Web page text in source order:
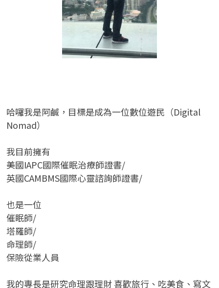
哈囉我是阿鹹，目標是成為一位數位遊民（Digital
Nomad）
我目前擁有
美國IAPC國際催眠治療師證書/
英國CAMBMS國際心靈諮詢師證書/
也是一位
催眠師/
塔羅師/
命理師/
保險從業人員
我的專長是研究命理跟理財 喜歡旅行、吃美食、寫文